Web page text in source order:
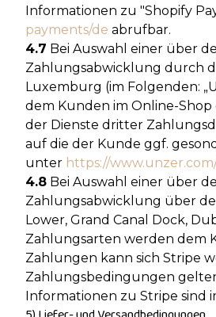
Informationen zu "Shopify
payments/de abrufbar.
4.7 Bei Auswahl einer über
Zahlungsabwicklung durch
Luxemburg (im Folgenden:
dem Kunden im Online-
der Dienste dritter
auf die der Kunde ggf.
unter https://www.unzer.com
4.8 Bei Auswahl einer über
Zahlungsabwicklung über
Lower, Grand Canal Dock,
Zahlungsarten werden dem
Zahlungen kann sich Stripe
Zahlungsbedingungen
Informationen zu Stripe sind